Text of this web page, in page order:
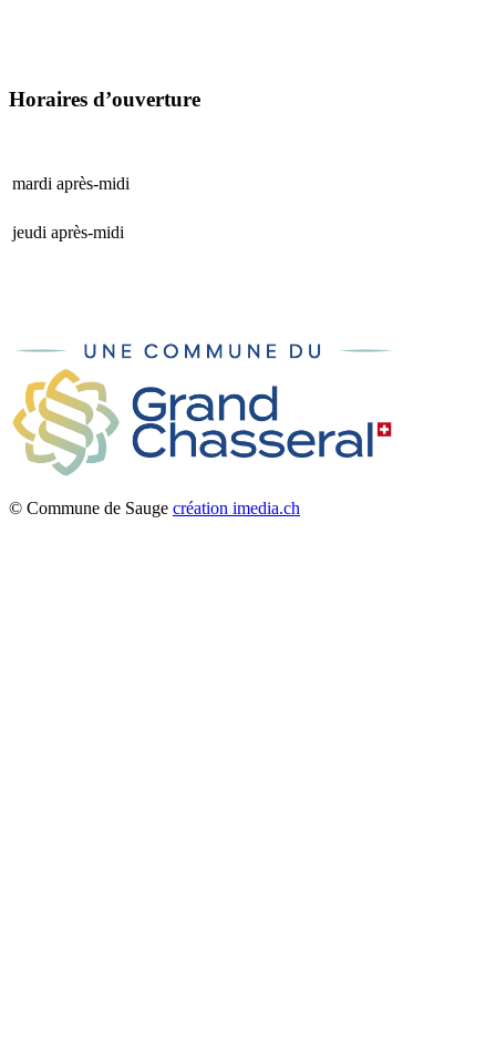
Horaires d’ouverture
mardi après-midi
jeudi après-midi
© Commune de Sauge création imedia.ch